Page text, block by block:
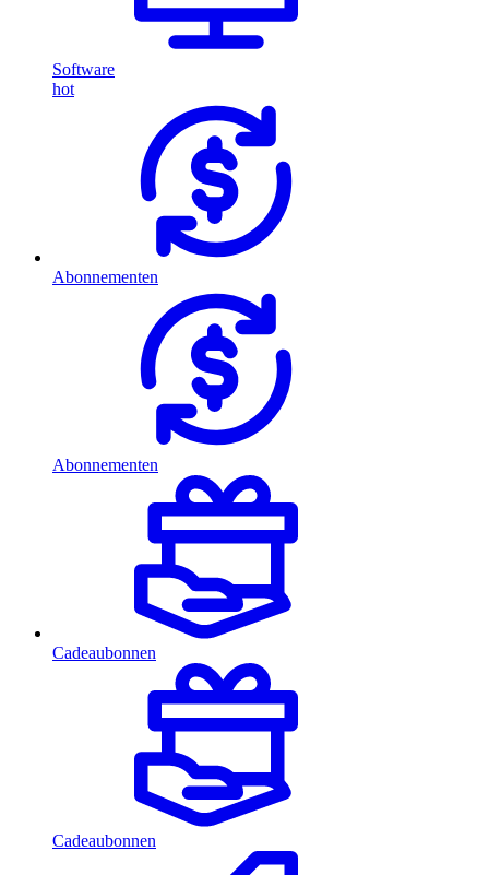
Software
hot
Abonnementen
Abonnementen
Cadeaubonnen
Cadeaubonnen